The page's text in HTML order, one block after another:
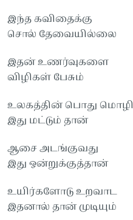
இந்த கவிதைக்கு
சொல் தேவையில்லை
இதன் உணர்வுகளை
விழிகள் பேசும்
உலகத்தின் பொது மொழி
இது மட்டும் தான்
ஆசை அடங்குவது
இது ஒன்றுக்குத்தான்
உயிர்களோடு உறவாட
இதனால் தான் முடியும்